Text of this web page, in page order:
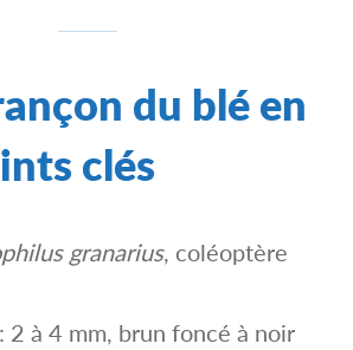
du blé en
clés
granarius, coléoptère
: 2 à 4 mm, brun foncé à noir